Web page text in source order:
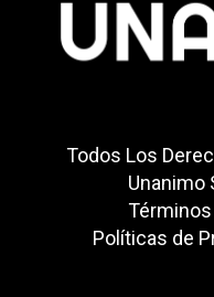
Todos Los
Unanimo
Políticas de